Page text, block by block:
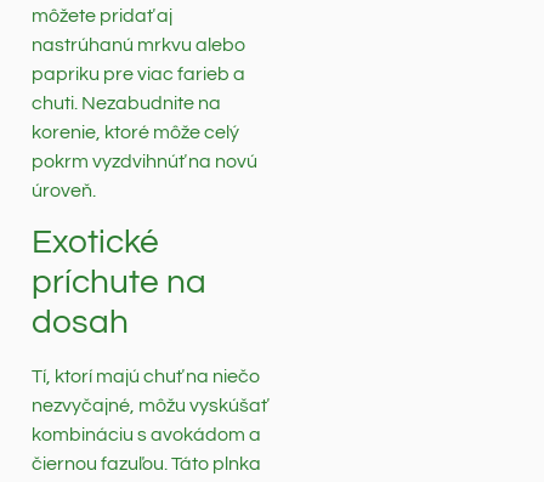
môžete pridať aj
nastrúhanú mrkvu alebo
papriku pre viac farieb a
chuti. Nezabudnite na
korenie, ktoré môže celý
pokrm vyzdvihnúť na novú
úroveň.
Exotické
príchute na
dosah
Tí, ktorí majú chuť na niečo
nezvyčajné, môžu vyskúšať
kombináciu s avokádom a
čiernou fazuľou. Táto plnka